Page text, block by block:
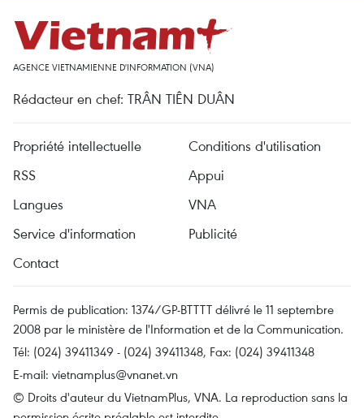
AGENCE VIETNAMIENNE D'INFORMATION (VNA)
Rédacteur en chef: TRÂN TIÊN DUÂN
Propriété intellectuelle
Conditions d'utilisation
RSS
Appui
Langues
VNA
Service d'information
Publicité
Contact
Permis de publication: 1374/GP-BTTTT délivré le 11 septembre
2008 par le ministère de l'Information et de la Communication.
Tél: (024) 39411349 - (024) 39411348, Fax: (024) 39411348
E-mail: vietnamplus@vnanet.vn
© Droits d'auteur du VietnamPlus, VNA. La reproduction sans la